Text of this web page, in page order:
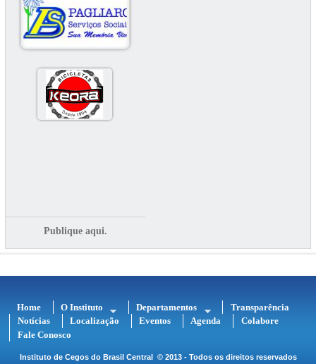
Publique aqui.
Home O Instituto Departamentos
Transparência
Notícias
Localização Eventos Agenda
Colabore
Fale Conosco
Instituto de Cegos do Brasil Central © 2013 - Todos os direitos reservados